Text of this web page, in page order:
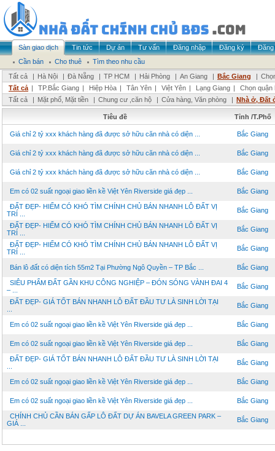
Sàn giao dịch Tin tức Dự án Tư vấn Đăng nhập Đăng ký
Đăng
Cần bán
Cho thuê
Tìm theo nhu cầu
Tất cả
| Hà Nội | Đà Nẵng | TP HCM | Hải Phòng | An Giang | Bắc Giang |
Tất cả | TP.Bắc Giang | Hiệp Hòa | Tân Yên | Việt Yên | Lạng Giang |
Chọn quận
Tất cả
| Mặt phố, Mặt tiền | Chung cư ,căn hộ | Cửa hàng, Văn phòng | Nhà ở, Đất
Tiêu đề Tỉnh /T.Phố
Giá chỉ 2 tỷ xxx khách hàng đã được sở hữu căn nhà có diện ... Bắc Giang
Giá chỉ 2 tỷ xxx khách hàng đã được sở hữu căn nhà có diện ... Bắc Giang
Giá chỉ 2 tỷ xxx khách hàng đã được sở hữu căn nhà có diện ... Bắc Giang
Em có 02 suất ngoại giao liền kề Việt Yên Riverside giá đẹp ... Bắc Giang
ĐẤT ĐẸP- HIẾM CÓ KHÓ TÌM CHÍNH CHỦ BÁN NHANH LÔ ĐẤT VỊ
TRÍ ...
Bắc Giang
ĐẤT ĐẸP- HIẾM CÓ KHÓ TÌM CHÍNH CHỦ BÁN NHANH LÔ ĐẤT VỊ
TRÍ ...
Bắc Giang
ĐẤT ĐẸP- HIẾM CÓ KHÓ TÌM CHÍNH CHỦ BÁN NHANH LÔ ĐẤT VỊ
TRÍ ...
Bắc Giang
Bán lô đất có diện tích 55m2 Tại Phường Ngô Quyền – TP Bắc ... Bắc Giang
SIÊU PHẨM ĐẤT GẦN KHU CÔNG NGHIỆP – ĐÓN SÓNG VÀNH ĐAI 4
– ...
Bắc Giang
ĐẤT ĐẸP- GIÁ TỐT BÁN NHANH LÔ ĐẤT ĐẦU TƯ LÀ SINH LỜI TẠI
Bắc Giang
Em có 02 suất ngoại giao liền kề Việt Yên Riverside giá đẹp ... Bắc Giang
Em có 02 suất ngoại giao liền kề Việt Yên Riverside giá đẹp ... Bắc Giang
ĐẤT ĐẸP- GIÁ TỐT BÁN NHANH LÔ ĐẤT ĐẦU TƯ LÀ SINH LỜI TẠI
Bắc Giang
Em có 02 suất ngoại giao liền kề Việt Yên Riverside giá đẹp ... Bắc Giang
Em có 02 suất ngoại giao liền kề Việt Yên Riverside giá đẹp ... Bắc Giang
CHÍNH CHỦ CẦN BÁN GẤP LÔ ĐẤT DỰ ÁN BAVELA GREEN PARK –
GIÁ ...
Bắc Giang